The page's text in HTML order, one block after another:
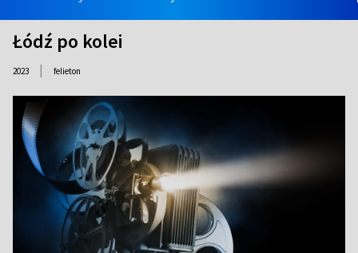
Łódź po kolei
2023 | felieton